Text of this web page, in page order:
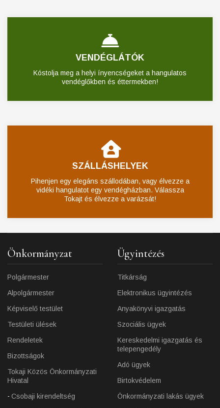
VENDÉGLÁTÓK
Kóstolja meg a helyi ínyencségeket a hangulatos
vendéglőkben és éttermekben!
SZÁLLÁSHELYEK
Pihenjen egy elegáns szállodában, vagy élvezze a
vidéki hangulatot egy vendégházban. Válassza
Tokajt és élvezze a varázsát!
Önkormányzat
Polgármester
Alpolgármester
Képviselő testület
Testületi ülések
Rendeletek
Bizottságok
Tokaji Közös Önkormányzati
Hivatal
Csobaji kirendeltség
Ügyintézés
Titkárság
Elektronikus ügyintézés
Anyakönyvi igazgatás
Szociális ügyek
Kereskedelmi igazgatás és
telepengedély
Adó ügyek
Birtokvédelem
Önkormányzati lakás ügyek